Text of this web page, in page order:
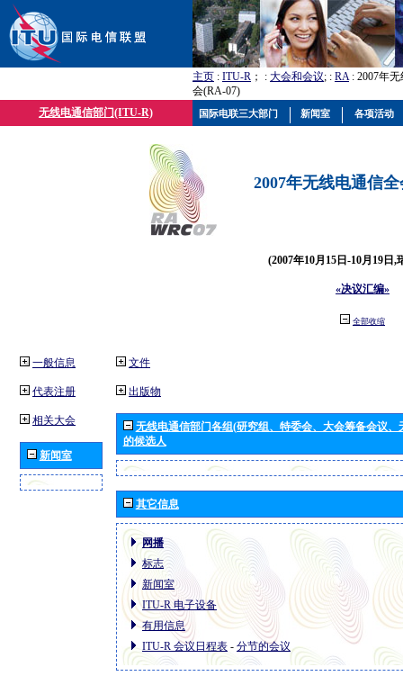
主页 : ITU-R ； : 大会和会议; : RA: 2007年
会(RA-07)
无线电通信部门(ITU-R)
2007年无线电通信
(2007年10月15日-10月19日,
«决议汇编»
全部收缩
一般信息
代表注册
相关大会
新闻室
文件
出版物
无线电通信部门各组(研究组、特委会、大会筹备会议
的候选人
其它信息
网播
标志
新闻室
ITU-R 电子设备
有用信息
ITU-R 会议日程表 - 分节的会议
国际电联三大部门 新闻室 各项活动